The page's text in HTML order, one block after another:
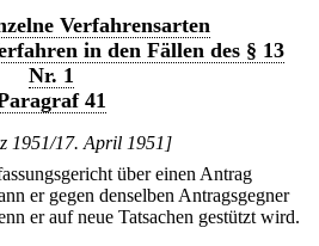
Verfahrensarten
in den Fällen des § 13
Nr. 1
41
1951/17. April 1951]
über einen Antrag
er gegen denselben Antragsgegner
er auf neue Tatsachen gestützt wird.